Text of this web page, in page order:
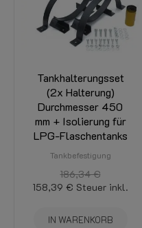
Zurrgurtset NL
30mm breit zur
Montage von
Flüssiggasflaschentanks
bis 100L
Tankbefestigung
30,47 €
25,90 € Steuer inkl.
IN WARENKORB